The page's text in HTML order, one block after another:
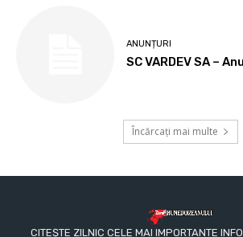
ANUNȚURI
SC VARDEV SA –
Încărcați mai multe
CITEȘTE ZILNIC CELE MAI IMPORTANTE